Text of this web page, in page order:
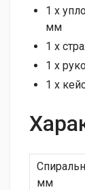
1 х
мм
1 х
1 х
1 x
мм